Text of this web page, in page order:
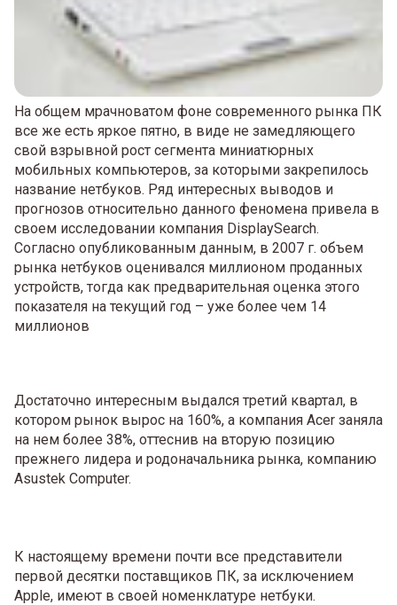
На общем мрачноватом фоне современного рынка ПК
все же есть яркое пятно, в виде не замедляющего
свой взрывной рост сегмента миниатюрных
мобильных компьютеров, за которыми закрепилось
название нетбуков. Ряд интересных выводов и
прогнозов относительно данного феномена привела в
своем исследовании компания DisplaySearch.
Согласно опубликованным данным, в 2007 г. объем
рынка нетбуков оценивался миллионом проданных
устройств, тогда как предварительная оценка этого
показателя на текущий год – уже более чем 14
миллионов
Достаточно интересным выдался третий квартал, в
котором рынок вырос на 160%, а компания Acer заняла
на нем более 38%, оттеснив на вторую позицию
прежнего лидера и родоначальника рынка, компанию
Asustek Computer.
К настоящему времени почти все представители
первой десятки поставщиков ПК, за исключением
Apple, имеют в своей номенклатуре нетбуки.